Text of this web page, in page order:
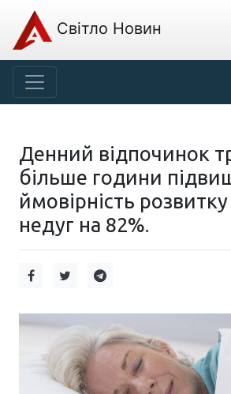
Світло Новин
Денний відпочинок
більше години
ймовірність
недуг на 82%.